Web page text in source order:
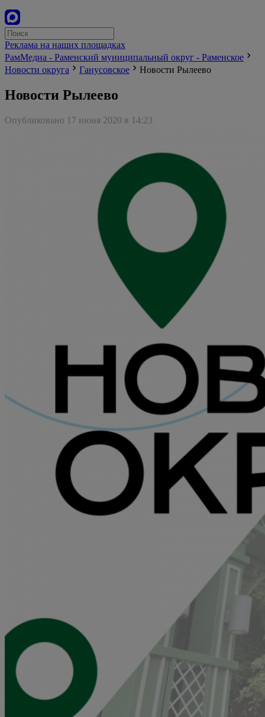
Реклама на наших площадках
РамМедиа - Раменский муниципальный округ - Раменское
Новости округа
Ганусовское Новости Рылеево
Новости Рылеево
Опубликовано 17 июня 2020 в 14:23